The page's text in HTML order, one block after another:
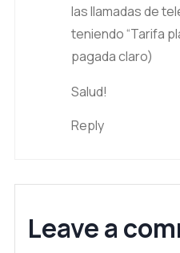
las llamadas de
teniendo “Tarifa
pagada claro)
Salud!
Reply
Leave a